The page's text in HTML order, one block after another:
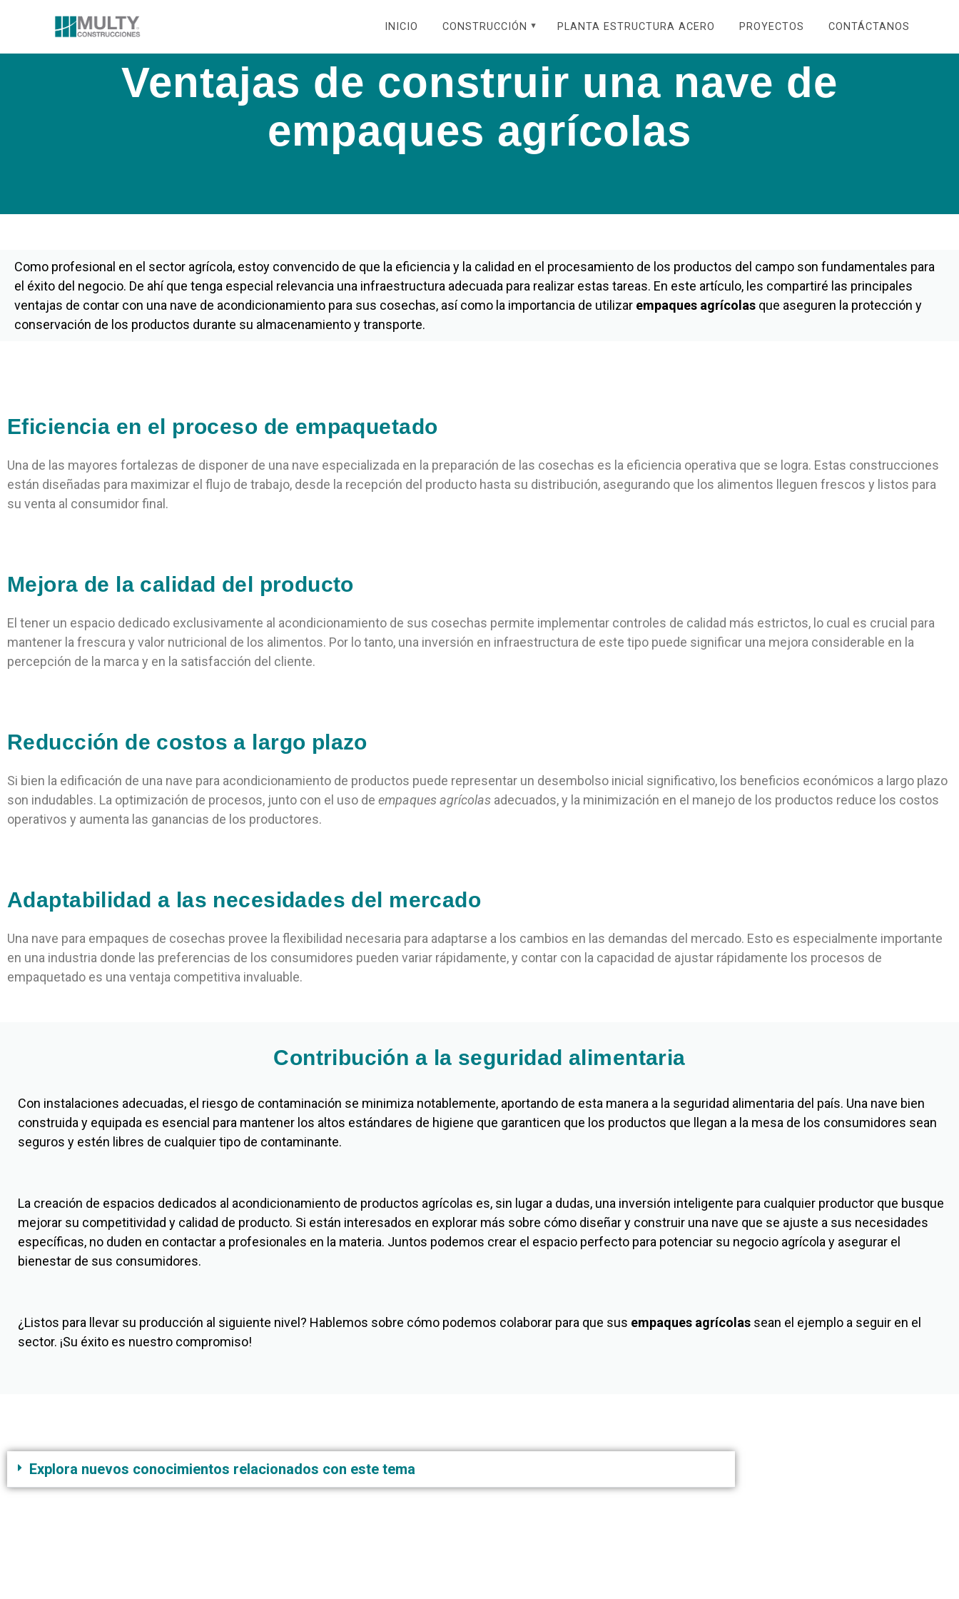
INICIO CONSTRUCCIÓN PLANTA ESTRUCTURA ACERO PROYECTOS CONTÁCTANOS
Ventajas de construir una nave de
empaques agrícolas
Como profesional en el sector agrícola, estoy convencido de que la eficiencia y la calidad en el procesamiento de los productos del campo son fundamentales para
el éxito del negocio. De ahí que tenga especial relevancia una infraestructura adecuada para realizar estas tareas. En este artículo, les compartiré las principales
ventajas de contar con una nave de acondicionamiento para sus cosechas, así como la importancia de utilizar empaques agrícolas que aseguren la protección y
conservación de los productos durante su almacenamiento y transporte.
Eficiencia en el proceso de empaquetado
Una de las mayores fortalezas de disponer de una nave especializada en la preparación de las cosechas es la eficiencia operativa que se logra. Estas construcciones
están diseñadas para maximizar el flujo de trabajo, desde la recepción del producto hasta su distribución, asegurando que los alimentos lleguen frescos y listos para
su venta al consumidor final.
Mejora de la calidad del producto
El tener un espacio dedicado exclusivamente al acondicionamiento de sus cosechas permite implementar controles de calidad más estrictos, lo cual es crucial para
mantener la frescura y valor nutricional de los alimentos. Por lo tanto, una inversión en infraestructura de este tipo puede significar una mejora considerable en la
percepción de la marca y en la satisfacción del cliente.
Reducción de costos a largo plazo
Si bien la edificación de una nave para acondicionamiento de productos puede representar un desembolso inicial significativo, los beneficios económicos a largo plazo
son indudables. La optimización de procesos, junto con el uso de empaques agrícolas adecuados, y la minimización en el manejo de los productos reduce los costos
operativos y aumenta las ganancias de los productores.
Adaptabilidad a las necesidades del mercado
Una nave para empaques de cosechas provee la flexibilidad necesaria para adaptarse a los cambios en las demandas del mercado. Esto es especialmente importante
en una industria donde las preferencias de los consumidores pueden variar rápidamente, y contar con la capacidad de ajustar rápidamente los procesos de
empaquetado es una ventaja competitiva invaluable.
Contribución a la seguridad alimentaria
Con instalaciones adecuadas, el riesgo de contaminación se minimiza notablemente, aportando de esta manera a la seguridad alimentaria del país. Una nave bien
construida y equipada es esencial para mantener los altos estándares de higiene que garanticen que los productos que llegan a la mesa de los consumidores sean
seguros y estén libres de cualquier tipo de contaminante.
La creación de espacios dedicados al acondicionamiento de productos agrícolas es, sin lugar a dudas, una inversión inteligente para cualquier productor que busque
mejorar su competitividad y calidad de producto. Si están interesados en explorar más sobre cómo diseñar y construir una nave que se ajuste a sus necesidades
específicas, no duden en contactar a profesionales en la materia. Juntos podemos crear el espacio perfecto para potenciar su negocio agrícola y asegurar el
bienestar de sus consumidores.
¿Listos para llevar su producción al siguiente nivel? Hablemos sobre cómo podemos colaborar para que sus empaques agrícolas sean el ejemplo a seguir en el
sector. ¡Su éxito es nuestro compromiso!
Explora nuevos conocimientos relacionados con este tema